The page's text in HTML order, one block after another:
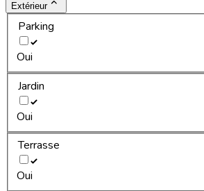
Extérieur
Parking
Oui
Jardin
Oui
Terrasse
Oui